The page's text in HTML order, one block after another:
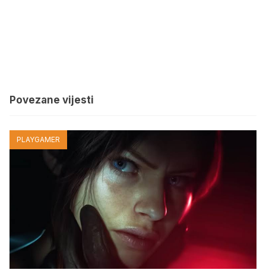
Povezane vijesti
PLAYGAMER